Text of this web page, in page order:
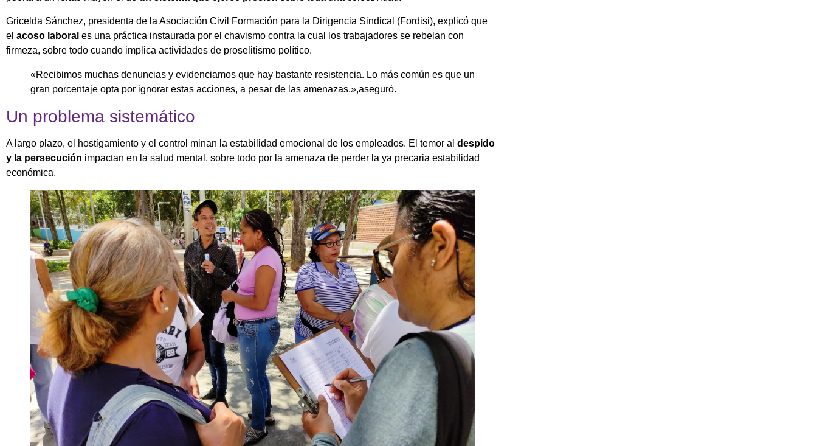
Gricelda Sánchez, presidenta de la Asociación Civil Formación para la Dirigencia Sindical (Fordisi), explicó que
el acoso laboral es una práctica instaurada por el chavismo contra la cual los trabajadores se rebelan con
firmeza, sobre todo cuando implica actividades de proselitismo político.
«Recibimos muchas denuncias y evidenciamos que hay bastante resistencia. Lo más común es que un
gran porcentaje opta por ignorar estas acciones, a pesar de las amenazas.»,aseguró.
Un problema sistemático
A largo plazo, el hostigamiento y el control minan la estabilidad emocional de los empleados. El temor al despido
y la persecución impactan en la salud mental, sobre todo por la amenaza de perder la ya precaria estabilidad
económica.